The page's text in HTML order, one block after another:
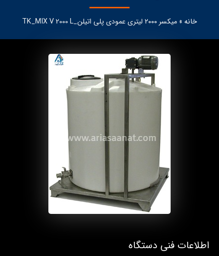
خانه » میکسر ۲۰۰۰ لیتری عمودی پلی اتیلن_TK_MIX V 2000 L
اطلاعات فنی دستگاه